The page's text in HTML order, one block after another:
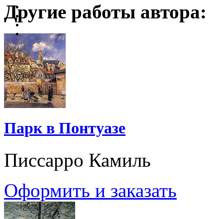
Другие работы автора:
Парк в Понтуазе
Писсарро Камиль
Оформить и заказать